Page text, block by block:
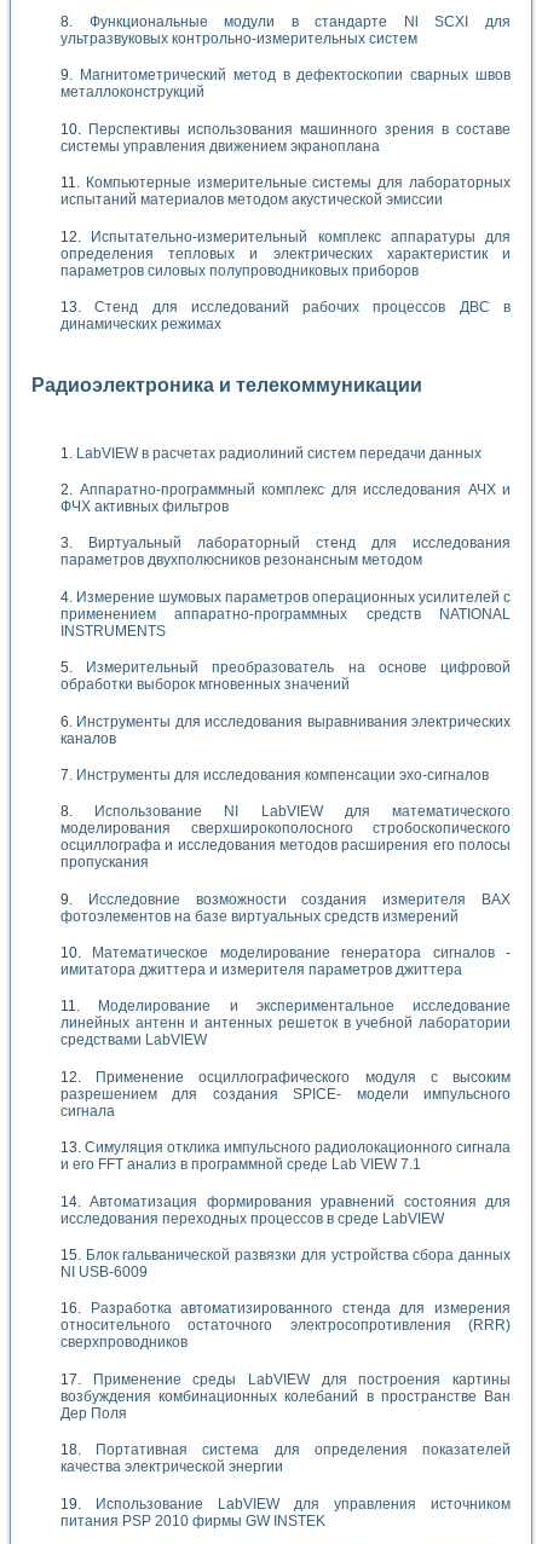
Функциональные модули в стандарте Nl SCXI для
ультразвуковых контрольно-измерительных систем
Магнитометрический метод в дефектоскопии сварных швов
металлоконструкций
Перспективы использования машинного зрения в составе
системы управления движением экраноплана
Компьютерные измерительные системы для лабораторных
испытаний материалов методом акустической эмиссии
Испытательно-измерительный комплекс аппаратуры для
определения тепловых и электрических характеристик и
параметров силовых полупроводниковых приборов
Стенд для исследований рабочих процессов ДВС в
динамических режимах
Радиоэлектроника и телекоммуникации
LabVIEW в расчетах радиолиний систем передачи данных
Аппаратно-программный комплекс для исследования АЧХ и
ФЧХ активных фильтров
Виртуальный лабораторный стенд для исследования
параметров двухполюсников резонансным методом
Измерение шумовых параметров операционных усилителей с
применением аппаратно-программных средств NATIONAL
INSTRUMENTS
Измерительный преобразователь на основе цифровой
обработки выборок мгновенных значений
Инструменты для исследования выравнивания электрических
каналов
Инструменты для исследования компенсации эхо-сигналов
Использование NI LabVIEW для математического
моделирования сверхширокополосного стробоскопического
осциллографа и исследования методов расширения его полосы
пропускания
Исследовние возможности создания измерителя ВАХ
фотоэлементов на базе виртуальных средств измерений
Математическое моделирование генератора сигналов -
имитатора джиттера и измерителя параметров джиттера
Моделирование и экспериментальное исследование
линейных антенн и антенных решеток в учебной лаборатории
средствами LabVIEW
Применение осциллографического модуля с высоким
разрешением для создания SPICE- модели импульсного
сигнала
Симуляция отклика импульсного радиолокационного сигнала
и его FFT анализ в программной среде Lab VIEW 7.1
Автоматизация формирования уравнений состояния для
исследования переходных процессов в среде LabVIEW
Блок гальванической развязки для устройства сбора данных
NI USB-6009
Разработка автоматизированного стенда для измерения
относительного остаточного электросопротивления (RRR)
сверхпроводников
Применение среды LabVIEW для построения картины
возбуждения комбинационных колебаний в пространстве Ван
Дер Поля
Портативная система для определения показателей
качества электрической энергии
Использование LabVIEW для управления источником
питания PSP 2010 фирмы GW INSTEK